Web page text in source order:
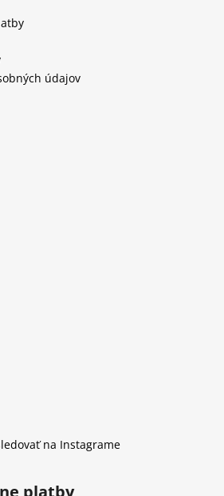
údajov
na Instagrame
platby